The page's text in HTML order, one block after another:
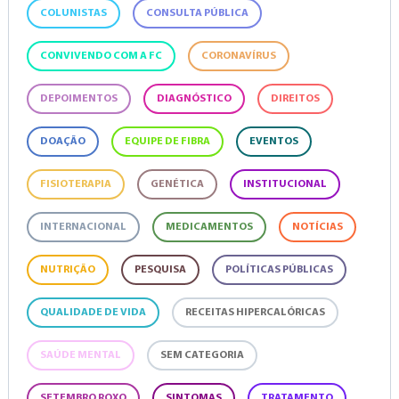
COLUNISTAS CONSULTA PÚBLICA
CONVIVENDO COM A FC CORONAVÍRUS
DEPOIMENTOS DIAGNÓSTICO DIREITOS
DOAÇÃO EQUIPE DE FIBRA EVENTOS
FISIOTERAPIA GENÉTICA INSTITUCIONAL
INTERNACIONAL MEDICAMENTOS NOTÍCIAS
NUTRIÇÃO PESQUISA POLÍTICAS PÚBLICAS
QUALIDADE DE VIDA RECEITAS HIPERCALÓRICAS
SAÚDE MENTAL SEM CATEGORIA